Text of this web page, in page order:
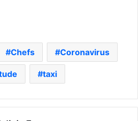
Chefs Coronavirus
taxi